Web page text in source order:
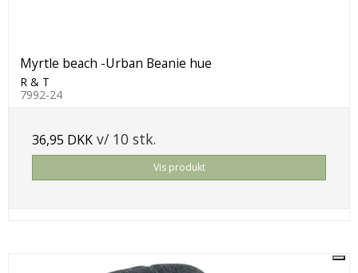
Myrtle beach -Urban Beanie hue
R & T
7992-24
36,95 DKK v/ 10 stk.
Vis produkt